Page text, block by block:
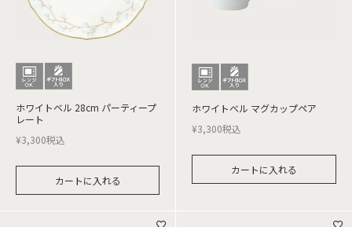
ホワイトベル 28cm パーティープ
レート
¥3,300税込
カートに入れる
ホワイトベル マグカップペア
¥3,300税込
カートに入れる